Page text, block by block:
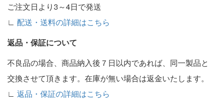
ご注文日より3～4日で発送
∟ 配送・送料の詳細はこちら
返品・保証について
不良品の場合、商品納入後７日以内であれば、同一製品と
交換させて頂きます。在庫が無い場合は返金いたします。
∟ 返品・保証の詳細はこちら